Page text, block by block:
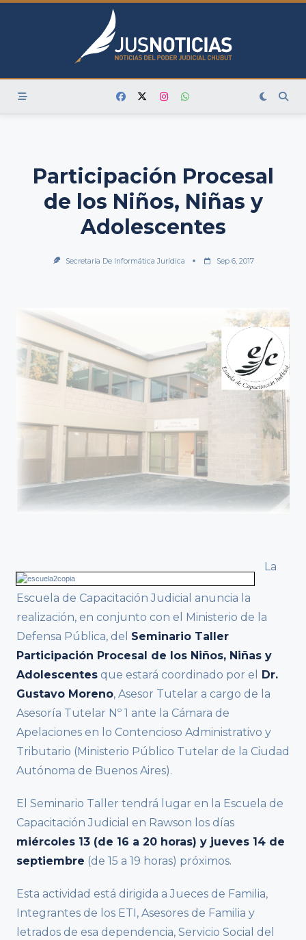
Skip
Participación Procesal
de los Niños, Niñas y
Adolescentes
Secretaría De Informática Jurídica Sep 6, 2017
La
Escuela de Capacitación Judicial anuncia la
realización, en conjunto con el Ministerio de la
Defensa Pública, del Seminario Taller
Participación Procesal de los Niños, Niñas y
Adolescentes que estará coordinado por el
Dr.
Gustavo Moreno, Asesor Tutelar a cargo de la
Asesoría Tutelar Nº 1 ante la Cámara de
Apelaciones en lo Contencioso Administrativo y
Tributario (Ministerio Público Tutelar de la Ciudad
Autónoma de Buenos Aires).
El Seminario Taller tendrá lugar en la Escuela de
Capacitación Judicial en Rawson los días
miércoles 13 (de 16 a 20 horas) y jueves 14 de
septiembre (de 15 a 19 horas) próximos.
Esta actividad está dirigida a Jueces de Familia,
Integrantes de los ETI, Asesores de Familia y
letrados de esa dependencia, Servicio Social del